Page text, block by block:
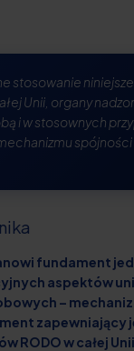
stosowanie
Unii, organy
i w stosownych
fundament
aspektów
–
zapewniający
RODO w całej